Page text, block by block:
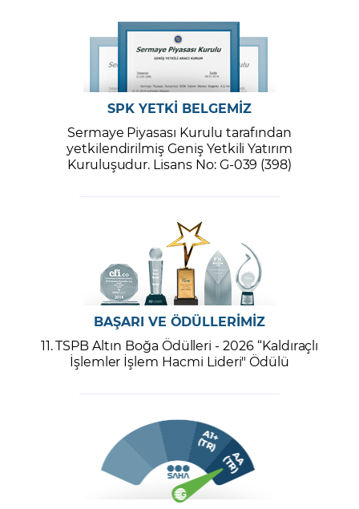
SPK YETKİ BELGEMİZ
Sermaye Piyasası Kurulu tarafından
yetkilendirilmiş Geniş Yetkili Yatırım
Kuruluşudur. Lisans No: G-039 (398)
BAŞARI VE ÖDÜLLERİMİZ
11. TSPB Altın Boğa Ödülleri - 2026 “Kaldıraçlı
İşlemler İşlem Hacmi Lideri" Ödülü